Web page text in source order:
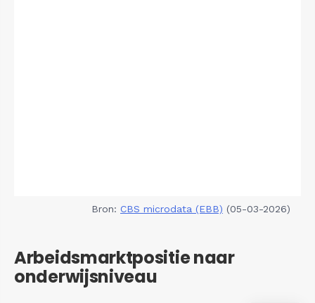
Bron: CBS microdata (EBB) (05-03-2026)
Arbeidsmarktpositie naar
onderwijsniveau